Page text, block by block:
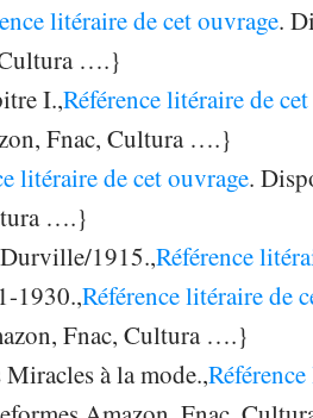
litéraire de cet ouvrage.
Cultura ….}
I.,Référence litéraire de
Fnac, Cultura ….}
litéraire de cet ouvrage.
….}
Durville/1915.,Référence
1930.,Référence litéraire de
Fnac, Cultura ….}
à la mode.,